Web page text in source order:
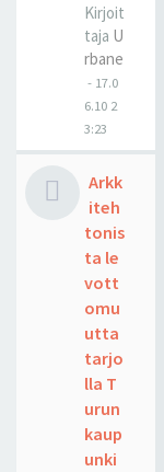
Kirjoit
taja U
rbane
- 17.0
6.10 2
3:23
Arkk
iteh
tonis
ta le
vott
omu
utta
tarjo
lla T
urun
kaup
unki